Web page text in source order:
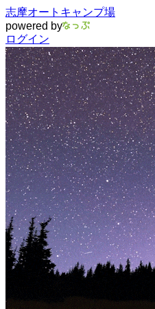
志摩オートキャンプ場
powered by
ログイン